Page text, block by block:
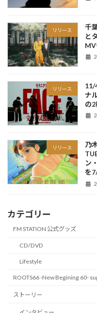
リリース
千
と
MV
リリース
11/
ナ
の2
リリース
乃
ン
を
カテゴリー
FM STATION 公式グッズ
CD/DVD
Lifestyle
ROOTS66 -New Begining 60-
ストーリー